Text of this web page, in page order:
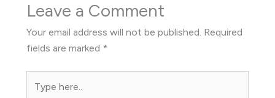
Leave a Comment
Your email address will not be published. Required
fields are marked *
here..